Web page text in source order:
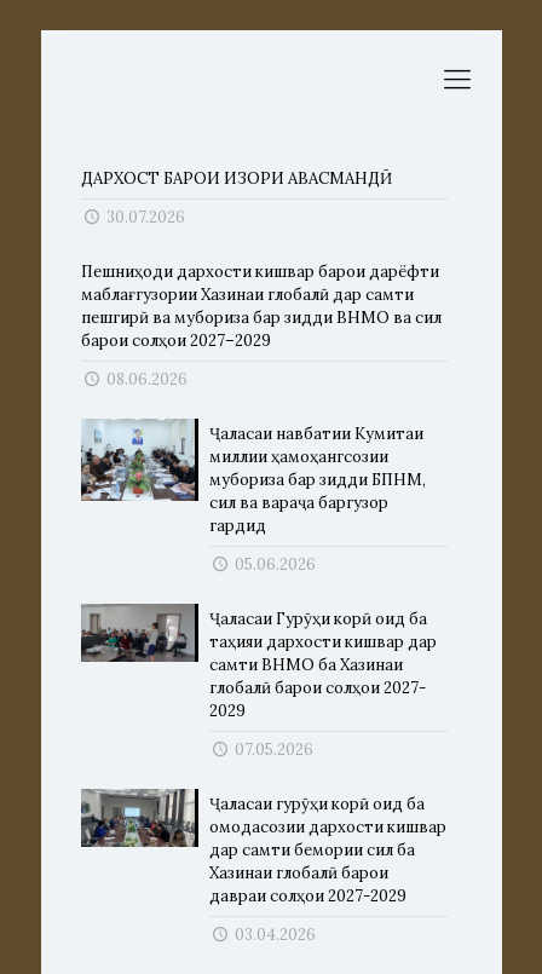
ДАРХОСТ БАРОИ ИЗҲОРИ ҲАВАСМАНДӢ
30.07.2026
Пешниҳоди дархости кишвар барои дарёфти
маблағгузории Хазинаи глобалӣ дар самти
пешгирӣ ва мубориза бар зидди ВНМО ва сил
барои солҳои 2027–2029
08.06.2026
Ҷаласаи навбатии Кумитаи
миллии ҳамоҳангсозии
мубориза бар зидди БПНМ,
сил ва вараҷа баргузор
гардид
05.06.2026
Ҷаласаи Гурӯҳи корӣ оид ба
таҳияи дархости кишвар дар
самти ВНМО ба Хазинаи
глобалӣ барои солҳои 2027-
2029
07.05.2026
Ҷаласаи гурӯҳи корӣ оид ба
омодасозии дархости кишвар
дар самти бемории сил ба
Хазинаи глобалӣ барои
давраи солҳои 2027-2029
03.04.2026